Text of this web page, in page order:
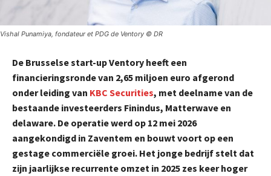
Vishal Punamiya, fondateur et PDG de Ventory © DR
De Brusselse start-up Ventory heeft een
financieringsronde van 2,65 miljoen euro afgerond
onder leiding van KBC Securities, met deelname van de
bestaande investeerders Finindus, Matterwave en
delaware. De operatie werd op 12 mei 2026
aangekondigd in Zaventem en bouwt voort op een
gestage commerciële groei. Het jonge bedrijf stelt dat
zijn jaarlijkse recurrente omzet in 2025 zes keer hoger